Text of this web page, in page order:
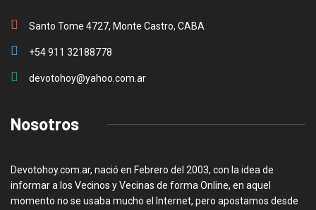
Santo Tome 4727, Monte Castro, CABA
+54 911 32188778
devotohoy@yahoo.com.ar
Nosotros
Devotohoy.com.ar, nació en Febrero del 2003, con la idea de
informar a los Vecinos y Vecinas de forma Online, en aquel
momento no se usaba mucho el Internet, pero apostamos desde